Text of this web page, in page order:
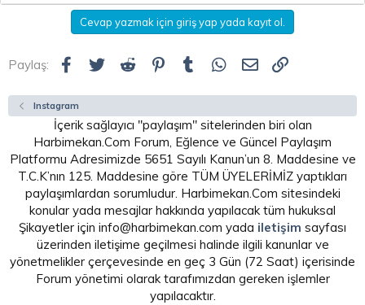
Cevap yazmak için giriş yap yada kayıt ol.
Paylaş: Facebook
Twitter Reddit Pinterest
Tumblr WhatsApp
E-posta
Instagram
İçerik sağlayıcı "paylaşım" sitelerinden biri olan
Harbimekan.Com Forum, Eğlence ve Güncel Paylaşım
Platformu Adresimizde 5651 Sayılı Kanun’un 8. Maddesine ve
T.C.K’nın 125. Maddesine göre TÜM ÜYELERİMİZ yaptıkları
paylaşımlardan sorumludur. Harbimekan.Com sitesindeki
konular yada mesajlar hakkında yapılacak tüm hukuksal
Şikayetler için info@harbimekan.com yada iletişim sayfası
üzerinden iletişime geçilmesi halinde ilgili kanunlar ve
yönetmelikler çerçevesinde en geç 3 Gün (72 Saat) içerisinde
Forum yönetimi olarak tarafımızdan gereken işlemler
yapılacaktır.